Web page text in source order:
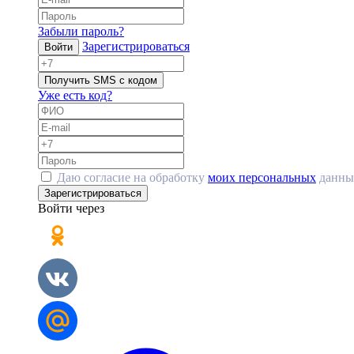
Забыли пароль?
Войти Зарегистрироваться
Получить SMS с кодом
Уже есть код?
Даю согласие на обработку моих персональных
Зарегистрироваться
Войти через